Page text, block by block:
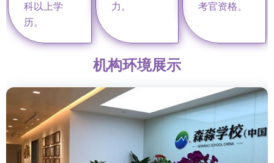
科以上学
历。
力。 考官资格。
机构环境展示